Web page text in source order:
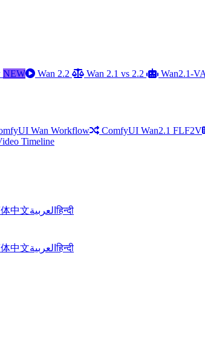
NEW Wan 2.2 Wan 2.1 vs 2.2 Wan2.1-
Wan Workflow ComfyUI Wan2.1 FLF2V
Timeline
中文العربيةहिन्दी
中文العربيةहिन्दी